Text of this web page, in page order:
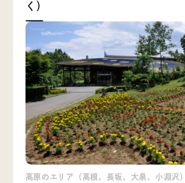
く）
高原のエリア（高根、長坂、大泉、小淵沢）